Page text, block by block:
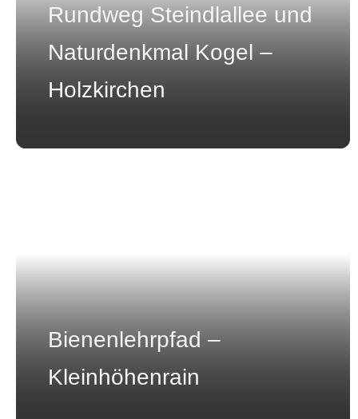
Rundweg Steindlallee und
Naturdenkmal Kogel –
Holzkirchen
Bienenlehrpfad –
Kleinhöhenrain